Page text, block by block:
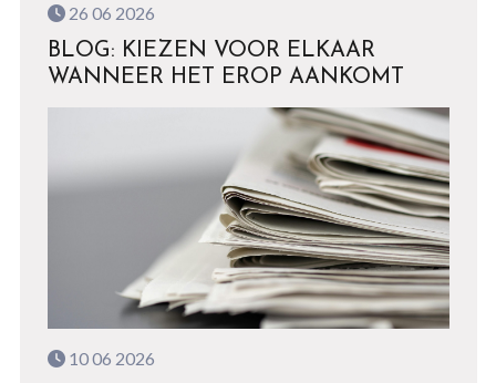
26 06 2026
BLOG: KIEZEN VOOR ELKAAR
WANNEER HET EROP AANKOMT
10 06 2026